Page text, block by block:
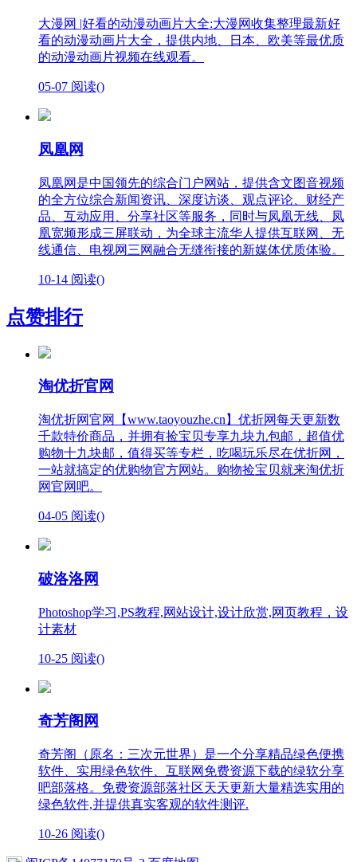
大漫网 |好看的动漫动画片大全:大漫网收集整理最新好
看的动漫动画片大全，提供内地、日本、欧美等最优质
的动漫动画片视频在线观看。
05-07 阅读()
凤凰网
凤凰网是中国领先的综合门户网站，提供含文图音视频
的全方位综合新闻资讯、深度访谈、观点评论、财经产
品、互动应用、分享社区等服务，同时与凤凰无线、凤
凰宽频形成三屏联动，为全球主流华人提供互联网、无
线通信、电视网三网融合无缝衔接的新媒体优质体验。
10-14 阅读()
点赞排行
淘优折官网
淘优折网官网【www.taoyouzhe.cn】优折网每天更新数
千款特价商品，并拥有捡宝贝专享九块九包邮，超值优
购物十九块邮，值得买等专栏，吃喝玩乐尽在优折网，
一站就搞定的优购物官方网站。购物捡宝贝就来淘优折
网官网吧。
04-05 阅读()
破洛洛网
Photoshop学习,PS教程,网站设计,设计欣赏,网页教程，设
计素材
10-25 阅读()
奇芳阁网
奇芳阁（原名：三次元世界）是一个分享精品绿色便携
软件、实用绿色软件、互联网免费资源下载的绿软分享
吧部落格。免费资源部落社区天天更新大量精选实用的
绿色软件,并提供真实客观的软件测评.
10-26 阅读()